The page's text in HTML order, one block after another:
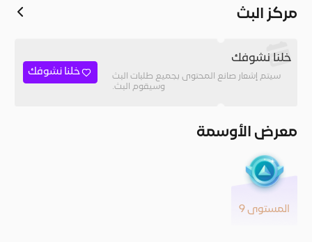
مركز البث
خلنا نشوفك
سيتم إشعار صانع المحتوى بجميع طلبات البث
وسيقوم البث.
خلنا نشوفك
معرض الأوسمة
المستوى 9